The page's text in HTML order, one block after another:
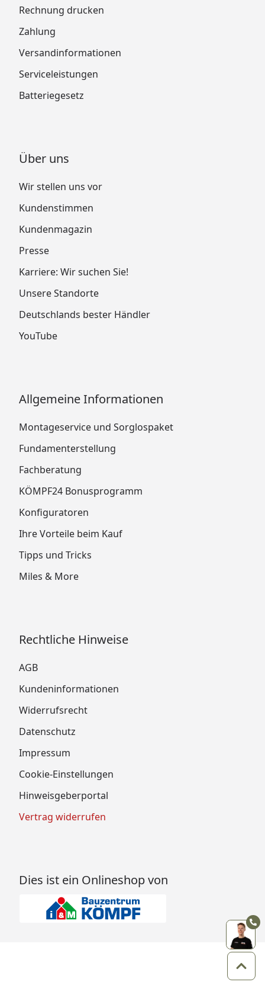
Rechnung drucken
Zahlung
Versandinformationen
Serviceleistungen
Batteriegesetz
Über uns
Wir stellen uns vor
Kundenstimmen
Kundenmagazin
Presse
Karriere: Wir suchen Sie!
Unsere Standorte
Deutschlands bester Händler
YouTube
Allgemeine Informationen
Montageservice und Sorglospaket
Fundamenterstellung
Fachberatung
KÖMPF24 Bonusprogramm
Konfiguratoren
Ihre Vorteile beim Kauf
Tipps und Tricks
Miles & More
Rechtliche Hinweise
AGB
Kundeninformationen
Widerrufsrecht
Datenschutz
Impressum
Cookie-Einstellungen
Hinweisgeberportal
Vertrag widerrufen
Dies ist ein Onlineshop von